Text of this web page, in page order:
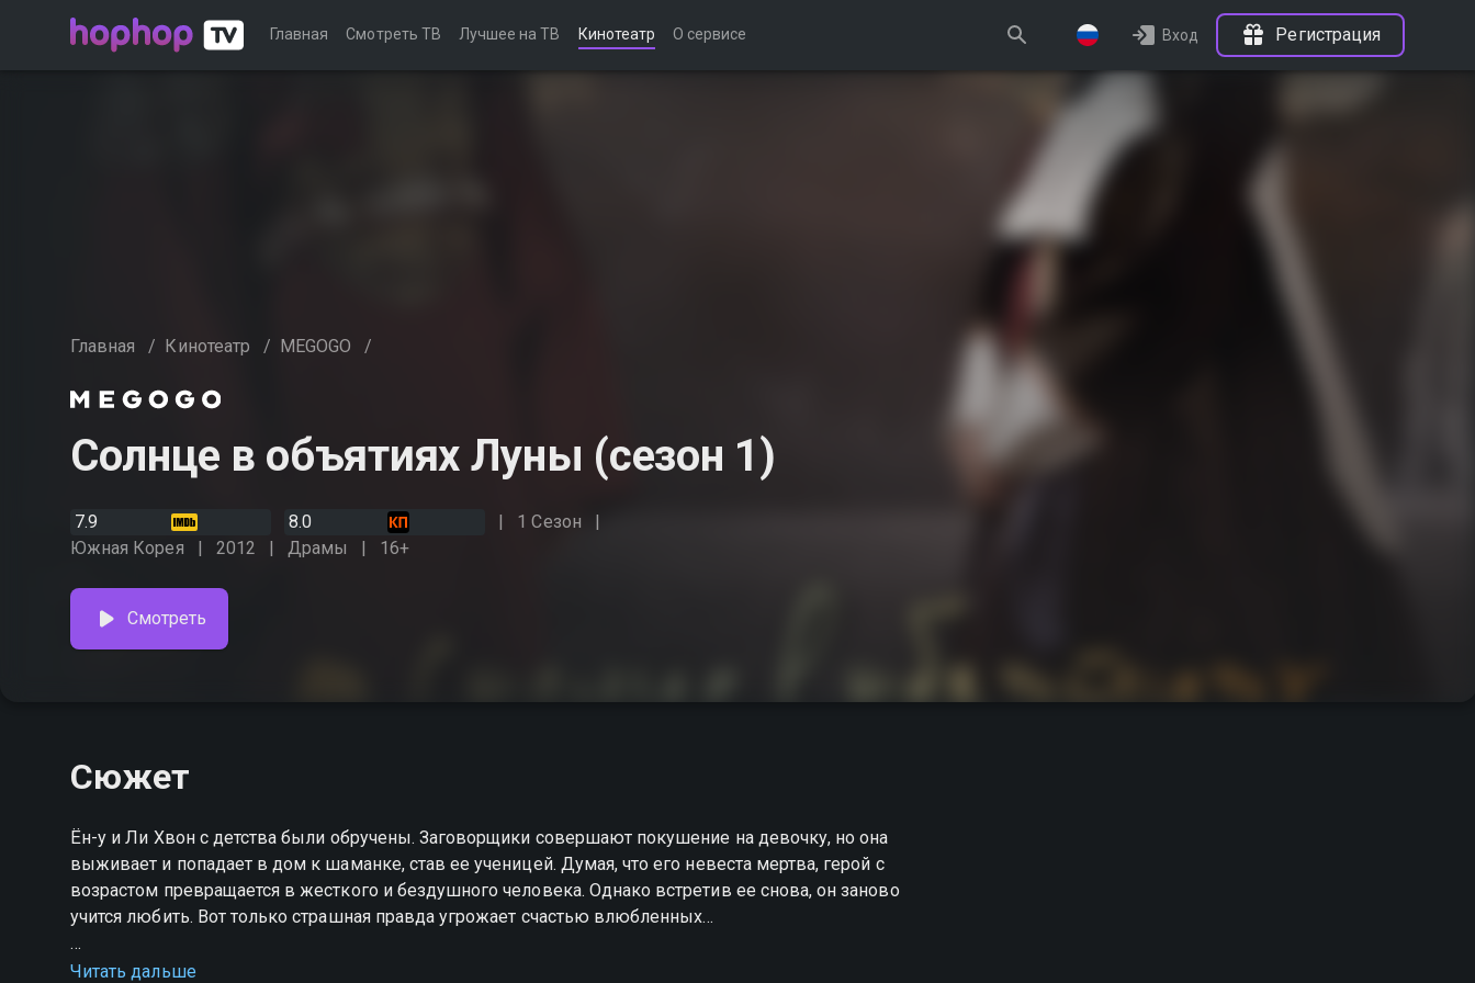
Главная Смотреть ТВ Лучшее на ТВ Кинотеатр О сервисе Вход Регистрация
Главная / Кинотеатр / MEGOGO /
Солнце в объятиях Луны (сезон 1)
7.9 8.0
1 Сезон
Южная Корея
2012 Драмы 16+
Смотреть
Сюжет
Ён-у и Ли Хвон с детства были обручены. Заговорщики совершают покушение на девочку, но она
выживает и попадает в дом к шаманке, став ее ученицей. Думая, что его невеста мертва, герой с
возрастом превращается в жесткого и бездушного человека. Однако встретив ее снова, он заново
учится любить. Вот только страшная правда угрожает счастью влюбленных…
Посмотреть онлайн 1 сезон сериала Солнце в объятиях Луны вы можете совершенно бесплатно в
Читать дальше